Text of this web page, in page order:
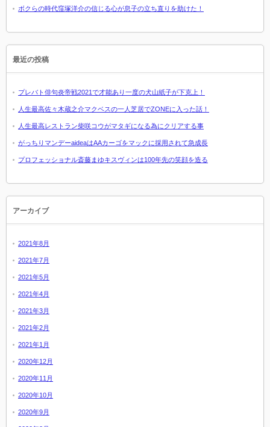
ボクらの時代窪塚洋介の信じる心が息子の立ち直りを助けた！
最近の投稿
プレバト俳句炎帝戦2021で才能あり一度の犬山紙子が下克上！
人生最高佐々木蔵之介マクベスの一人芝居でZONEに入った話！
人生最高レストラン柴咲コウがマタギになる為にクリアする事
がっちりマンデーaideaはAAカーゴをマックに採用されて急成長
プロフェッショナル斎藤まゆキスヴィンは100年先の笑顔を造る
アーカイブ
2021年8月
2021年7月
2021年5月
2021年4月
2021年3月
2021年2月
2021年1月
2020年12月
2020年11月
2020年10月
2020年9月